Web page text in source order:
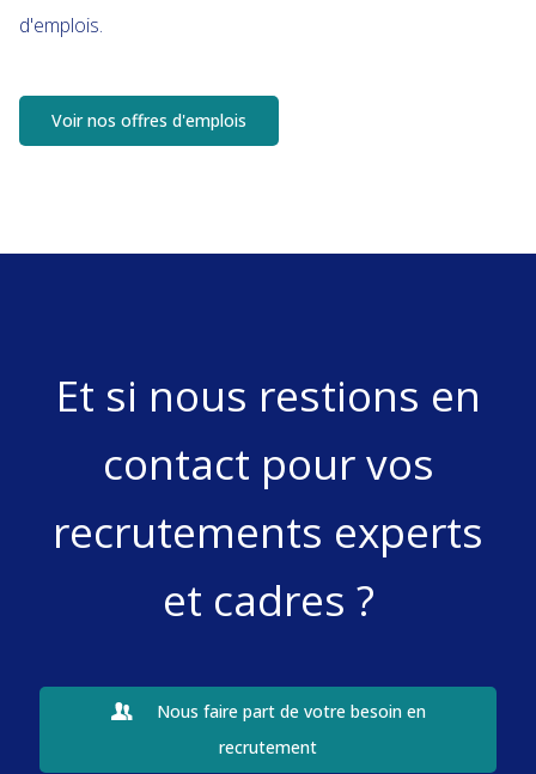
d'emplois.
Voir nos offres d'emplois
Et si nous restions en
contact pour vos
recrutements experts
et cadres ?
Nous faire part de votre besoin en
recrutement